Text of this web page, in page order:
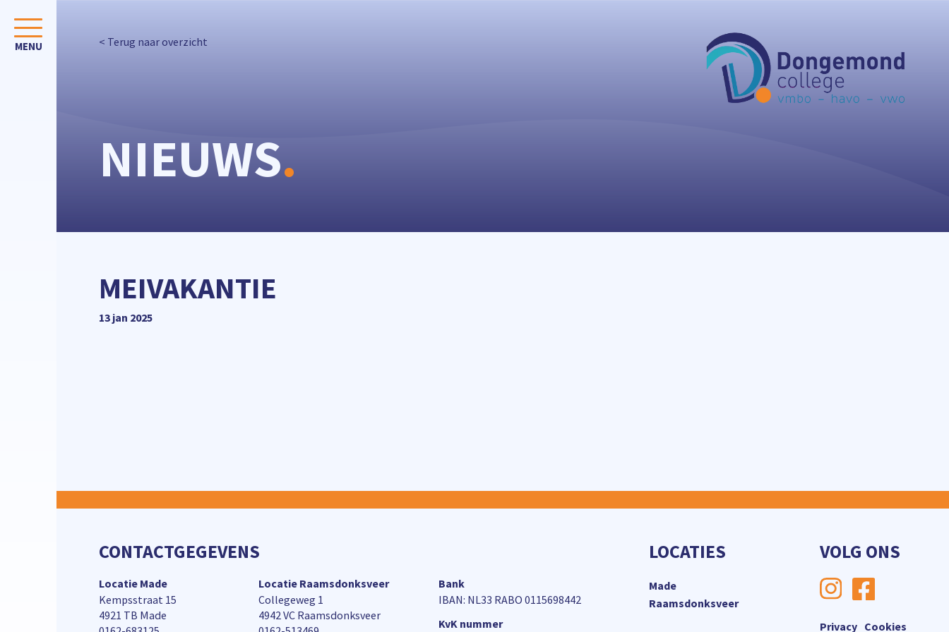
< Terug naar overzicht
NIEUWS.
MEIVAKANTIE
13 jan 2025
CONTACTGEGEVENS
Locatie Made
Kempsstraat 15
4921 TB Made
Locatie Raamsdonksveer
Collegeweg 1
4942 VC Raamsdonksveer
Bank
IBAN: NL33 RABO 0115698442
KvK nummer
LOCATIES
Made
Raamsdonksveer
VOLG ONS
Privacy Cookies